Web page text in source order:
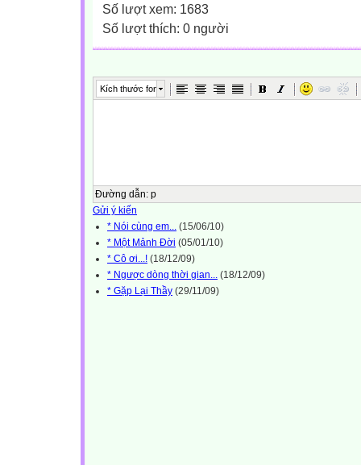
Số lượt xem: 1683
Số lượt thích: 0 người
Kích thước font
Đường dẫn: p
Gửi ý kiến
* Nói cùng em...
(15/06/10)
* Một Mảnh Đời (05/01/10)
* Cô ơi...! (18/12/09)
* Ngược dòng thời gian...
(18/12/09)
* Gặp Lại Thầy (29/11/09)